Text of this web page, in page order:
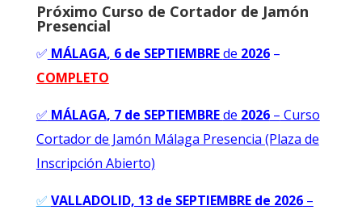
Próximo Curso de Cortador de Jamón
Presencial
✅ MÁLAGA, 6 de SEPTIEMBREde 2026–
COMPLETO
✅ MÁLAGA, 7 de SEPTIEMBREde 2026– Curso
Cortador de Jamón Málaga Presencia (Plaza de
Inscripción Abierto)
✅ VALLADOLID, 13 de SEPTIEMBRE de 2026–